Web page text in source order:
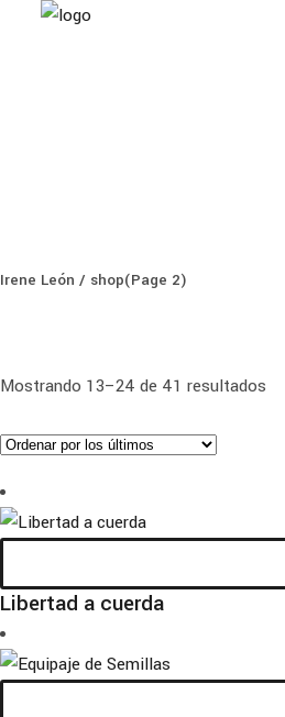
Irene León / shop(Page 2)
Mostrando 13–24 de 41 resultados
Libertad a cuerda